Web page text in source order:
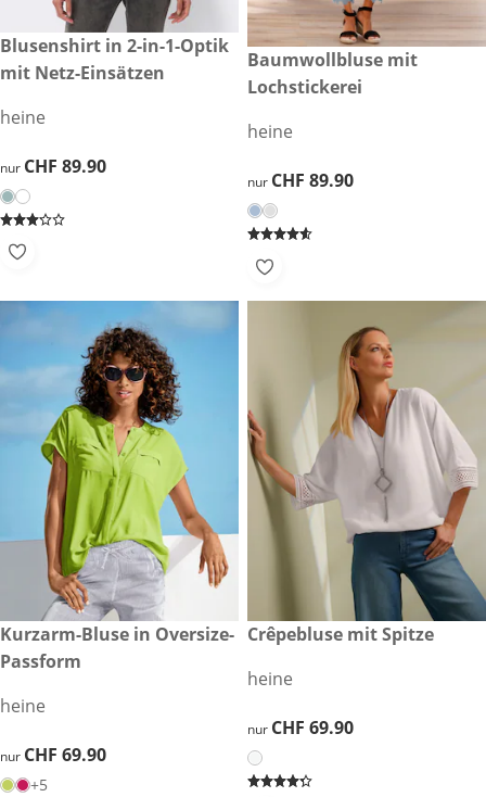
CHF 89.90
Blusenshirt in 2-in-1-Optik
mit Netz-Einsätzen
heine
CHF 89.90
nur CHF 89.90
CHF 89.90
Baumwollbluse mit
Lochstickerei
heine
CHF 89.90
nur CHF 89.90
CHF 69.90
Kurzarm-Bluse in Oversize-
Passform
heine
CHF 69.90
nur CHF 69.90
+5
CHF 69.90
Crêpebluse mit Spitze
heine
CHF 69.90
nur CHF 69.90